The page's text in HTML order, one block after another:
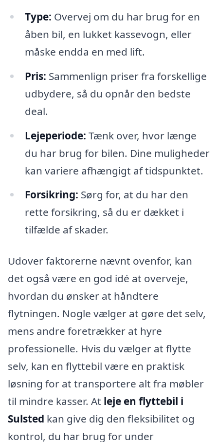
Type: Overvej om du har brug for en
åben bil, en lukket kassevogn, eller
måske endda en med lift.
Pris: Sammenlign priser fra forskellige
udbydere, så du opnår den bedste
deal.
Lejeperiode: Tænk over, hvor længe
du har brug for bilen. Dine muligheder
kan variere afhængigt af tidspunktet.
Forsikring: Sørg for, at du har den
rette forsikring, så du er dækket i
tilfælde af skader.
Udover faktorerne nævnt ovenfor, kan
det også være en god idé at overveje,
hvordan du ønsker at håndtere
flytningen. Nogle vælger at gøre det selv,
mens andre foretrækker at hyre
professionelle. Hvis du vælger at flytte
selv, kan en flyttebil være en praktisk
løsning for at transportere alt fra møbler
til mindre kasser. At leje en flyttebil i
Sulsted kan give dig den fleksibilitet og
kontrol, du har brug for under